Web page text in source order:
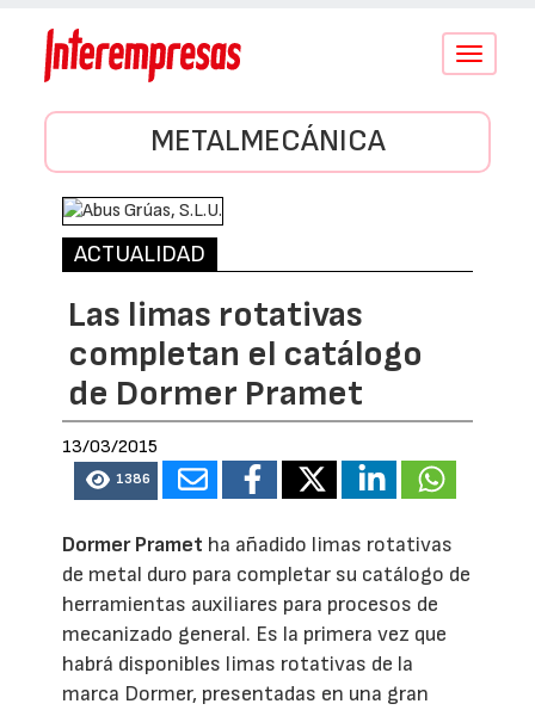
Conmutar
METALMECÁNICA
ACTUALIDAD
Las limas rotativas
completan el catálogo
de Dormer Pramet
13/03/2015
1386
Dormer Pramet ha añadido limas rotativas
de metal duro para completar su catálogo de
herramientas auxiliares para procesos de
mecanizado general. Es la primera vez que
habrá disponibles limas rotativas de la
marca Dormer, presentadas en una gran